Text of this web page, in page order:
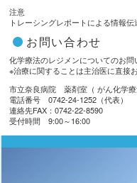
注意
トレーシングレポートによる情報
お問い合わせ
化学療法のレジメンについてのお問
※治療に関することは主治医に直接
市立奈良病院 薬剤室（ がん化学療
電話番号 0742-24-1252（代表）
連絡先FAX：0742-22-8590
受付時間 9:00～16:00